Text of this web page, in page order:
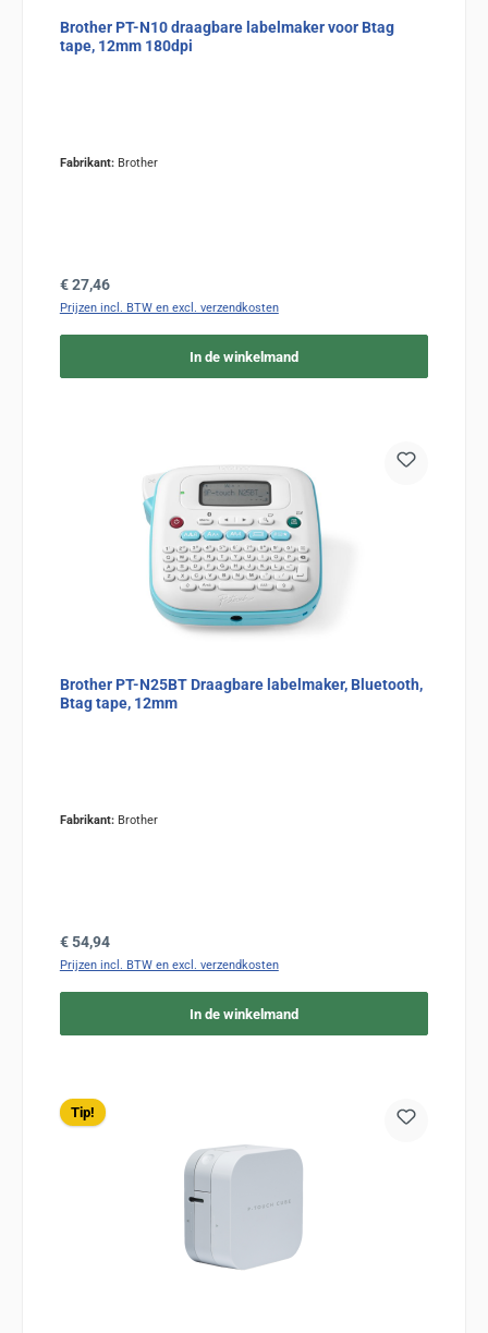
Brother PT-N10 draagbare labelmaker voor Btag
tape, 12mm 180dpi
Fabrikant: Brother
Normale prijs:
€ 27,46
Prijzen incl. BTW en excl. verzendkosten
In de winkelmand
Brother PT-N25BT Draagbare labelmaker, Bluetooth,
Btag tape, 12mm
Fabrikant: Brother
Normale prijs:
€ 54,94
Prijzen incl. BTW en excl. verzendkosten
In de winkelmand
Tip!